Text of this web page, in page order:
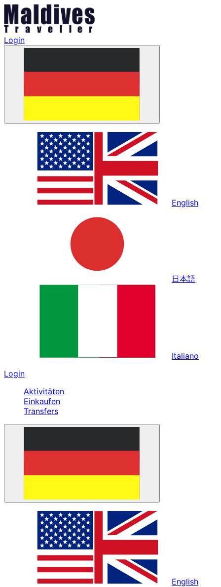
Login
English
日本語
Italiano
Login
Aktivitäten
Einkaufen
Transfers
English